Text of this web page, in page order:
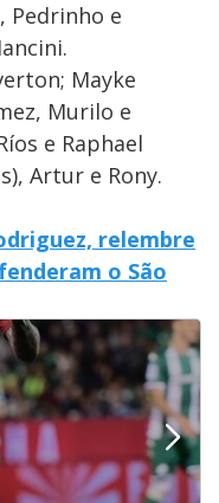
Pedrinho e
Mayke
Murilo e
e Raphael
Artur e Rony.
relembre
o São